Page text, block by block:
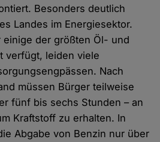
Besonders deutlich
Landes im Energiesektor.
einige der größten Öl- und
verfügt, leiden viele
Nach
müssen Bürger teilweise
fünf bis sechs Stunden – an
Kraftstoff zu erhalten. In
Abgabe von Benzin nur über